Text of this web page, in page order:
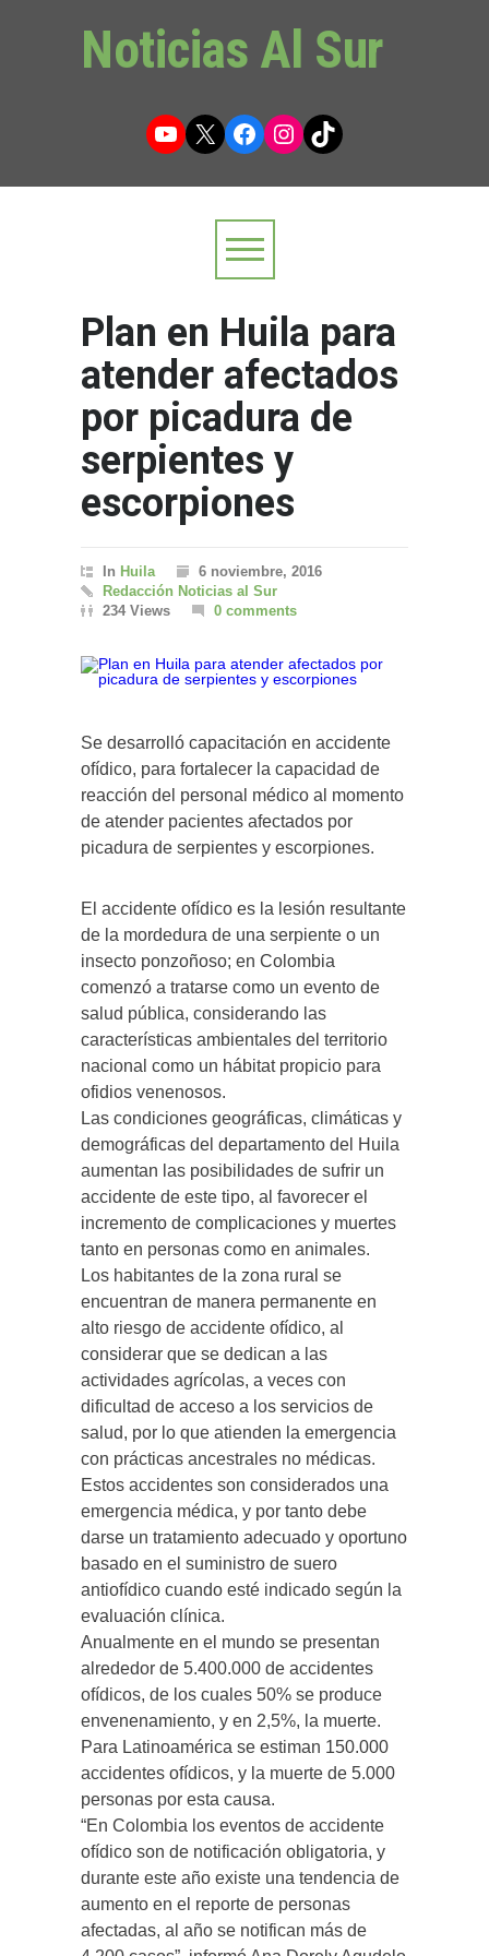
Noticias Al Sur
YouTube
X Facebook
Instagram
TikTok
Plan en Huila para
atender afectados
por picadura de
serpientes y
escorpiones
In Huila
6 noviembre, 2016
Redacción Noticias al Sur
234 Views
0 comments
Se desarrolló capacitación en accidente
ofídico, para fortalecer la capacidad de
reacción del personal médico al momento
de atender pacientes afectados por
picadura de serpientes y escorpiones.
El accidente ofídico es la lesión resultante
de la mordedura de una serpiente o un
insecto ponzoñoso; en Colombia
comenzó a tratarse como un evento de
salud pública, considerando las
características ambientales del territorio
nacional como un hábitat propicio para
ofidios venenosos.
Las condiciones geográficas, climáticas y
demográficas del departamento del Huila
aumentan las posibilidades de sufrir un
accidente de este tipo, al favorecer el
incremento de complicaciones y muertes
tanto en personas como en animales.
Los habitantes de la zona rural se
encuentran de manera permanente en
alto riesgo de accidente ofídico, al
considerar que se dedican a las
actividades agrícolas, a veces con
dificultad de acceso a los servicios de
salud, por lo que atienden la emergencia
con prácticas ancestrales no médicas.
Estos accidentes son considerados una
emergencia médica, y por tanto debe
darse un tratamiento adecuado y oportuno
basado en el suministro de suero
antiofídico cuando esté indicado según la
evaluación clínica.
Anualmente en el mundo se presentan
alrededor de 5.400.000 de accidentes
ofídicos, de los cuales 50% se produce
envenenamiento, y en 2,5%, la muerte.
Para Latinoamérica se estiman 150.000
accidentes ofídicos, y la muerte de 5.000
personas por esta causa.
“En Colombia los eventos de accidente
ofídico son de notificación obligatoria, y
durante este año existe una tendencia de
aumento en el reporte de personas
afectadas, al año se notifican más de